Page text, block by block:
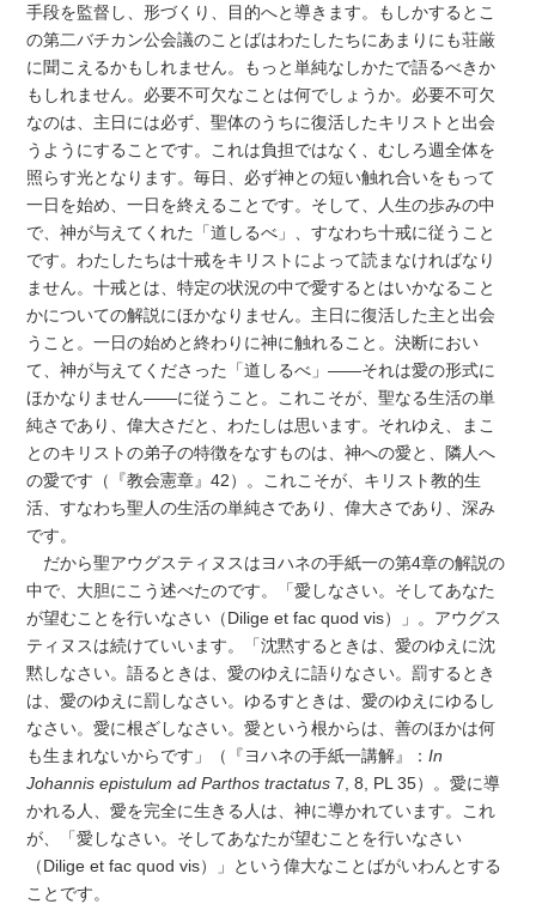
手段を監督し、形づくり、目的へと導きます。もしかするとこ
の第二バチカン公会議のことばはわたしたちにあまりにも荘厳
に聞こえるかもしれません。もっと単純なしかたで語るべきか
もしれません。必要不可欠なことは何でしょうか。必要不可欠
なのは、主日には必ず、聖体のうちに復活したキリストと出会
うようにすることです。これは負担ではなく、むしろ週全体を
照らす光となります。毎日、必ず神との短い触れ合いをもって
一日を始め、一日を終えることです。そして、人生の歩みの中
で、神が与えてくれた「道しるべ」、すなわち十戒に従うこと
です。わたしたちは十戒をキリストによって読まなければなり
ません。十戒とは、特定の状況の中で愛するとはいかなること
かについての解説にほかなりません。主日に復活した主と出会
うこと。一日の始めと終わりに神に触れること。決断におい
て、神が与えてくださった「道しるべ」――それは愛の形式に
ほかなりません――に従うこと。これこそが、聖なる生活の単
純さであり、偉大さだと、わたしは思います。それゆえ、まこ
とのキリストの弟子の特徴をなすものは、神への愛と、隣人へ
の愛です（『教会憲章』42）。これこそが、キリスト教的生
活、すなわち聖人の生活の単純さであり、偉大さであり、深み
です。
だから聖アウグスティヌスはヨハネの手紙一の第4章の解説の
中で、大胆にこう述べたのです。「愛しなさい。そしてあなた
が望むことを行いなさい（Dilige et fac quod vis）」。アウグス
ティヌスは続けていいます。「沈黙するときは、愛のゆえに沈
黙しなさい。語るときは、愛のゆえに語りなさい。罰するとき
は、愛のゆえに罰しなさい。ゆるすときは、愛のゆえにゆるし
なさい。愛に根ざしなさい。愛という根からは、善のほかは何
も生まれないからです」（『ヨハネの手紙一講解』：In
Johannis epistulum ad Parthos tractatus 7, 8, PL 35）。愛に導
かれる人、愛を完全に生きる人は、神に導かれています。これ
が、「愛しなさい。そしてあなたが望むことを行いなさい
（Dilige et fac quod vis）」という偉大なことばがいわんとする
ことです。